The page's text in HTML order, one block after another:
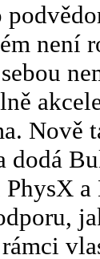
není
Nově
dodá